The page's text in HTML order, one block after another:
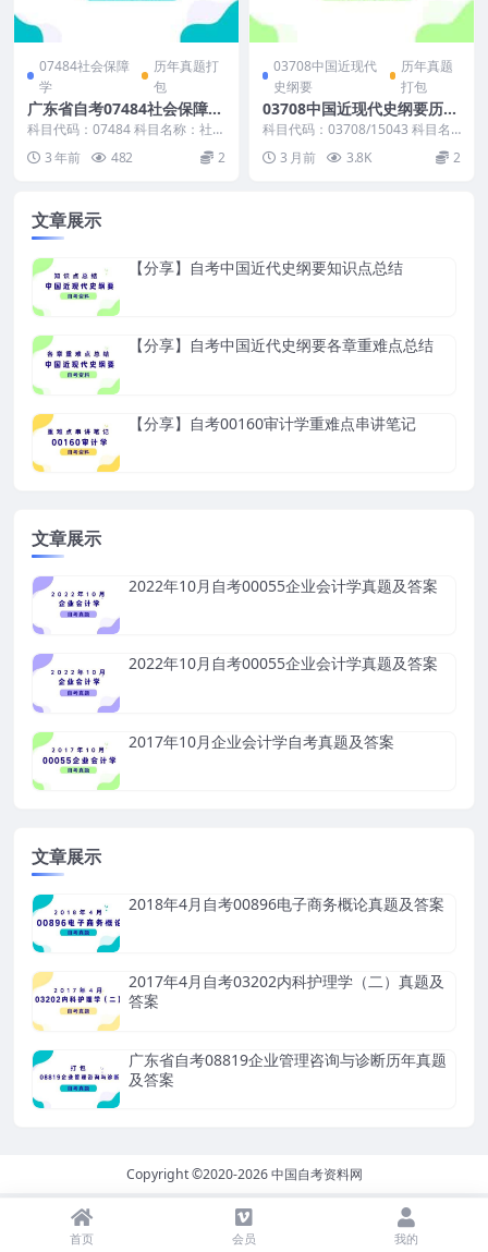
07484社会保障
学
历年真题打
包
广东省自考07484社会保障学
历年真题及答案
科目代码：07484 科目名称：社会
保障学 自考真题及答案包含： 广
东省2022...
3 年前 482 2
03708中国近现代
史纲要
历年真题
打包
03708中国近现代史纲要历年
自考真题及答案
科目代码：03708/15043 科目名
称：中国近现代史纲要 真题及答
案包含： ...
3 月前 3.8K 2
文章展示
【分享】自考中国近代史纲要知识点总结
【分享】自考中国近代史纲要各章重难点总结
【分享】自考00160审计学重难点串讲笔记
文章展示
2022年10月自考00055企业会计学真题及答案
2022年10月自考00055企业会计学真题及答案
2017年10月企业会计学自考真题及答案
文章展示
2018年4月自考00896电子商务概论真题及答案
2017年4月自考03202内科护理学（二）真题及
答案
广东省自考08819企业管理咨询与诊断历年真题
及答案
Copyright ©2020-2026中国自考资料网
首页 会员 我的